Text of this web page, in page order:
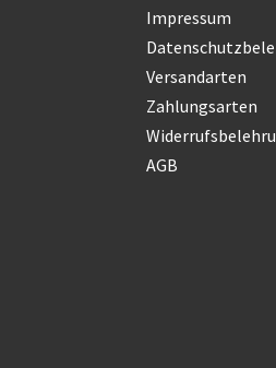
Impressum
Versandarten
Zahlungsarten
AGB